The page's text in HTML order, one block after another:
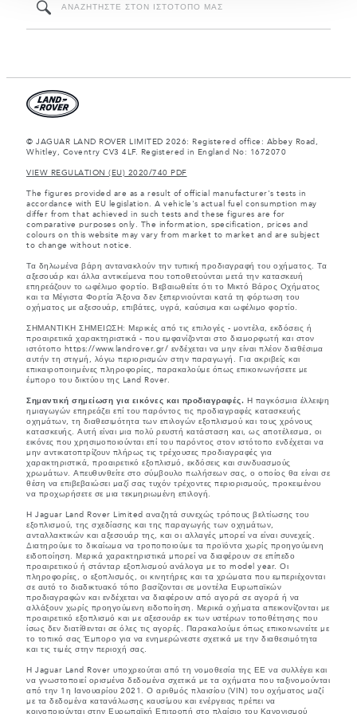
πληροφορίες που τους έχετε παραχωρήσει ή τις οποίες
© JAGUAR LAND ROVER LIMITED 2026: Registered office: Abbey Road,
Whitley, Coventry CV3 4LF. Registered in England No: 1672070
VIEW REGULATION (EU) 2020/740 PDF
The figures provided are as a result of official manufacturer's tests in
accordance with EU legislation. A vehicle's actual fuel consumption may
differ from that achieved in such tests and these figures are for
comparative purposes only. The information, specification, prices and
colours on this website may vary from market to market and are subject
to change without notice.
Τα δηλωμένα βάρη αντανακλούν την τυπική προδιαγραφή του οχήματος. Τα
αξεσουάρ και άλλα αντικείμενα που τοποθετούνται μετά την κατασκευή
επηρεάζουν το ωφέλιμο φορτίο. Βεβαιωθείτε ότι το Μικτό Βάρος Οχήματος
και τα Μέγιστα Φορτία Άξονα δεν ξεπερνιούνται κατά τη φόρτωση του
οχήματος με αξεσουάρ, επιβάτες, υγρά, καύσιμα και ωφέλιμο φορτίο.
ΣΗΜΑΝΤΙΚΗ ΣΗΜΕΙΩΣΗ: Μερικές από τις επιλογές - μοντέλα, εκδόσεις ή
προαιρετικά χαρακτηριστικά - που εμφανίζονται στο διαμορφωτή και στον
ιστότοπο https://www.landrover.gr/ ενδέχεται να μην είναι πλέον διαθέσιμα
αυτήν τη στιγμή, λόγω περιορισμών στην παραγωγή. Για ακριβείς και
επικαιροποιημένες πληροφορίες, παρακαλούμε όπως επικοινωνήσετε με
έμπορο του δικτύου της Land Rover.
Σημαντική σημείωση για εικόνες και προδιαγραφές. Η παγκόσμια έλλειψη
ημιαγωγών επηρεάζει επί του παρόντος τις προδιαγραφές κατασκευής
οχημάτων, τη διαθεσιμότητα των επιλογών εξοπλισμού και τους χρόνους
κατασκευής. Αυτή είναι μια πολύ ρευστή κατάσταση και, ως αποτέλεσμα, οι
εικόνες που χρησιμοποιούνται επί του παρόντος στον ιστότοπο ενδέχεται να
μην αντικατοπτρίζουν πλήρως τις τρέχουσες προδιαγραφές για
χαρακτηριστικά, προαιρετικό εξοπλισμό, εκδόσεις και συνδυασμούς
χρωμάτων. Απευθυνθείτε στο σύμβουλο πωλήσεων σας, ο οποίος θα είναι σε
θέση να επιβεβαιώσει μαζί σας τυχόν τρέχοντες περιορισμούς, προκειμένου
να προχωρήσετε σε μια τεκμηριωμένη επιλογή.
Η Jaguar Land Rover Limited αναζητά συνεχώς τρόπους βελτίωσης του
εξοπλισμού, της σχεδίασης και της παραγωγής των οχημάτων,
ανταλλακτικών και αξεσουάρ της, και οι αλλαγές μπορεί να είναι συνεχείς.
Διατηρούμε το δικαίωμα να τροποποιούμε τα προϊόντα χωρίς προηγούμενη
ειδοποίηση. Μερικά χαρακτηριστικά μπορεί να διαφέρουν σε επίπεδο
προαιρετικού ή στάνταρ εξοπλισμού ανάλογα με το model year. Οι
πληροφορίες, ο εξοπλισμός, οι κινητήρες και τα χρώματα που εμπεριέχονται
σε αυτό το διαδικτυακό τόπο βασίζονται σε μοντέλα Ευρωπαϊκών
προδιαγραφών και ενδέχεται να διαφέρουν από αγορά σε αγορά ή να
αλλάξουν χωρίς προηγούμενη ειδοποίηση. Μερικά οχήματα απεικονίζονται με
προαιρετικό εξοπλισμό και με αξεσουάρ εκ των υστέρων τοποθέτησης που
ίσως δεν διατίθενται σε όλες τις αγορές. Παρακαλούμε όπως επικοινωνείτε με
το τοπικό σας Έμπορο για να ενημερώνεστε σχετικά με την διαθεσιμότητα
και τις τιμές στην περιοχή σας.
Η Jaguar Land Rover υποχρεούται από τη νομοθεσία της ΕΕ να συλλέγει και
να γνωστοποιεί ορισμένα δεδομένα σχετικά με τα οχήματα που ταξινομούνται
από την 1η Ιανουαρίου 2021. Ο αριθμός πλαισίου (VIN) του οχήματος μαζί
με τα δεδομένα κατανάλωσης καυσίμου και ενέργειας πρέπει να
κοινοποιούνται στην Ευρωπαϊκή Επιτροπή στο πλαίσιο του Κανονισμού